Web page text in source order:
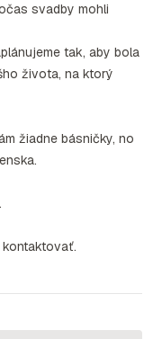
svadby mohli
tak, aby bola
života, na ktorý
žiadne básničky, no
kontaktovať.